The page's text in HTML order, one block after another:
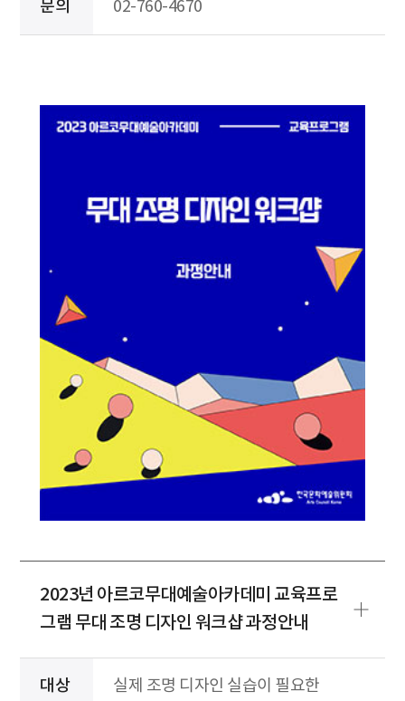
문의 02-760-4670
2023년 아르코무대예술아카데미 교육프로
그램 무대 조명 디자인 워크샵 과정안내
대상
실제 조명 디자인 실습이 필요한